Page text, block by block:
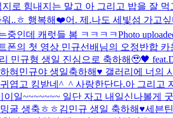
로 힘내지는 말고 아 그리고 밥을 잘
워..ㅎ 행복해❤️어. 제.나도 세빛섬 가고
중인데 캐럿들 봄 ㅋㅋㅋㅋPhoto
폰의 첫 영상 민규선배님의 오정반합 카
민규형 생일 진심으로 축하해🥹🖤
혀 민규야 생일축하해♥️ 갤러리에 너의
엽고 킹받네^_^ 사랑한단다.아 그리고
이일~~~~~~~ 일단 자고 내일신나볼게
밍굴 생축ㅎㅎ김민규 생일 축하해♥️세븐